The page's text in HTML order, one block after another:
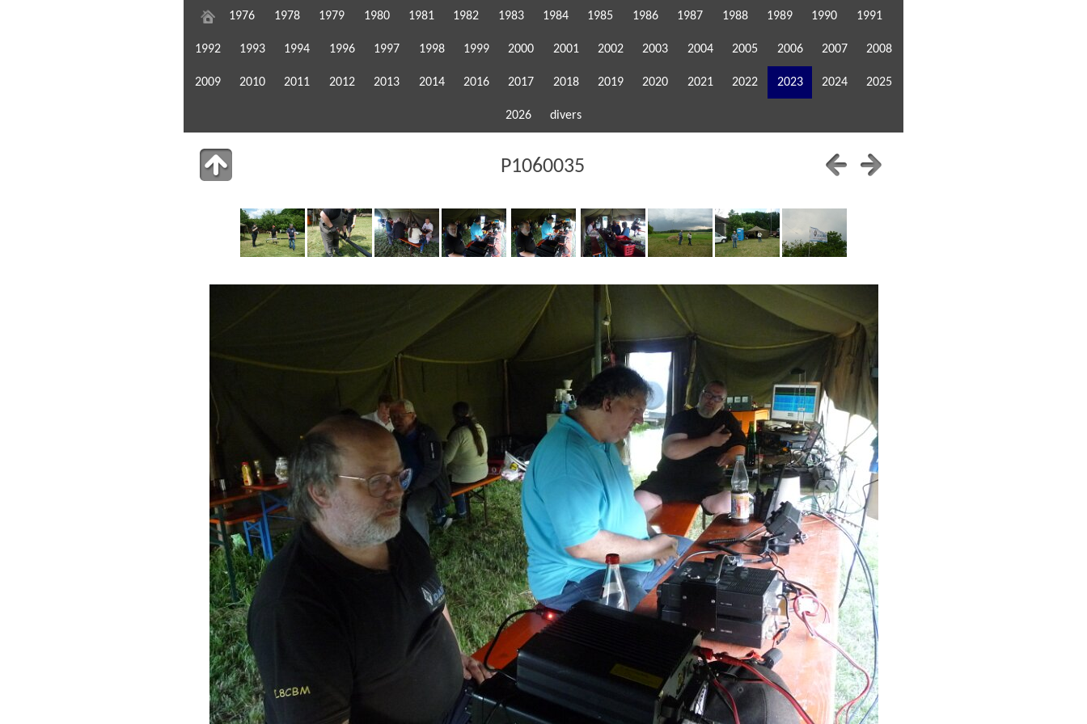
1976 1978 1979 1980 1981 1982 1983 1984 1985 1986 1987 1988 1989 1990 1991
1992 1993 1994 1996 1997 1998 1999 2000 2001 2002 2003 2004 2005 2006 2007 2008
2009 2010 2011 2012 2013 2014 2016 2017 2018 2019 2020 2021 2022 2023 2024 2025
2026 divers
P1060035